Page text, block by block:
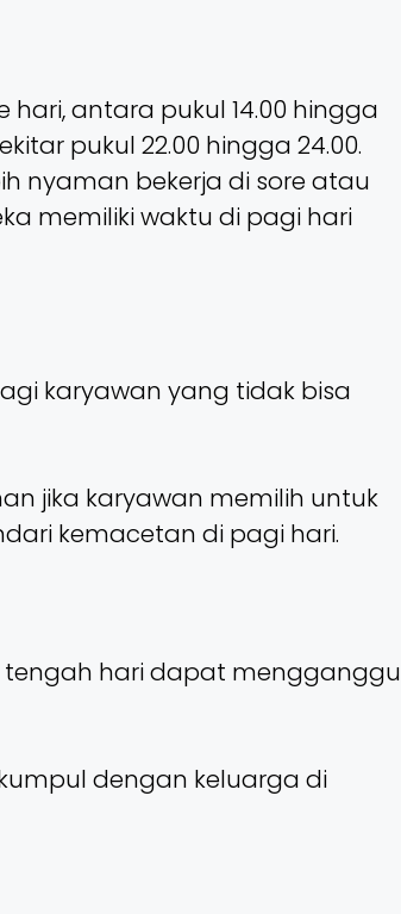
antara pukul 14.00 hingga
pukul 22.00 hingga 24.00.
nyaman bekerja di sore atau
memiliki waktu di pagi hari
karyawan yang tidak bisa
jika karyawan memilih untuk
kemacetan di pagi hari.
tengah hari dapat mengganggu
dengan keluarga di